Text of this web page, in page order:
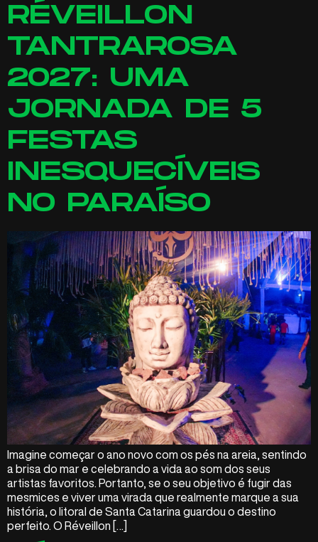
RÉVEILLON
TANTRAROSA
2027: UMA
JORNADA DE 5
FESTAS
INESQUECÍVEIS
NO PARAÍSO
Imagine começar o ano novo com os pés na areia, sentindo
a brisa do mar e celebrando a vida ao som dos seus
artistas favoritos. Portanto, se o seu objetivo é fugir das
mesmices e viver uma virada que realmente marque a sua
história, o litoral de Santa Catarina guardou o destino
perfeito. O Réveillon […]